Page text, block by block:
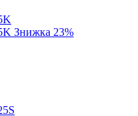
Знижка 23%